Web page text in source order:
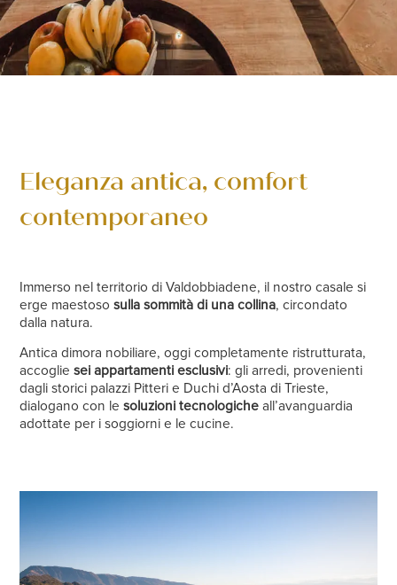
Eleganza antica, comfort
contemporaneo
Immerso nel territorio di Valdobbiadene, il nostro casale si
erge maestososulla sommità di una collina, circondato
dalla natura.
Antica dimora nobiliare, oggi completamente ristrutturata,
accogliesei appartamenti esclusivi: gli arredi, provenienti
dagli storici palazzi Pitteri e Duchi d’Aosta di Trieste,
dialogano con lesoluzioni tecnologiche all’avanguardia
adottate per i soggiorni e le cucine.